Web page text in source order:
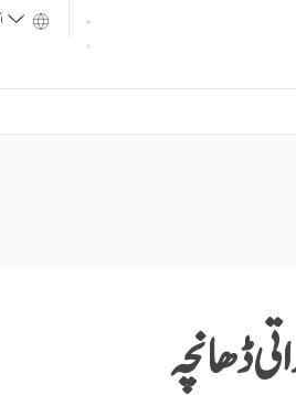
ڈھانچہ